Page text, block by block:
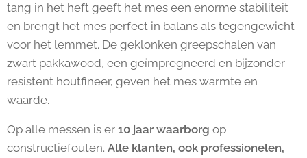
tang in het heft geeft het mes een enorme stabiliteit
en brengt het mes perfect in balans als tegengewicht
voor het lemmet. De geklonken greepschalen van
zwart pakkawood, een geïmpregneerd en bijzonder
resistent houtfineer, geven het mes warmte en
waarde.
Op alle messen is er 10 jaar waarborg op
constructiefouten. Alle klanten, ook professionelen,